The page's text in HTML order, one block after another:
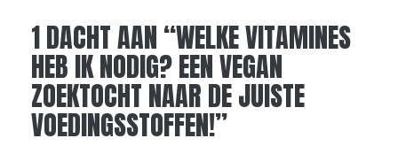
1 DACHT AAN “WELKE VITAMINES
HEB IK NODIG? EEN VEGAN
ZOEKTOCHT NAAR DE JUISTE
VOEDINGSSTOFFEN!”